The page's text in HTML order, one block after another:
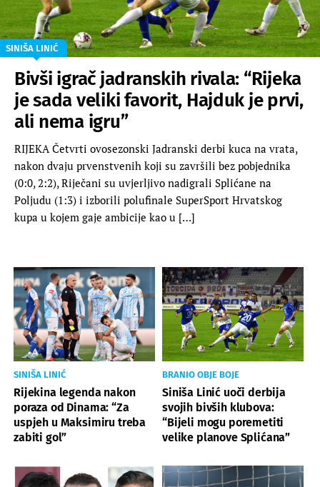
SINIŠA LINIĆ
Bivši igrač jadranskih rivala: “Rijeka
je sada veliki favorit, Hajduk je prvi,
ali nema igru”
RIJEKA Četvrti ovosezonski Jadranski derbi kuca na vrata,
nakon dvaju prvenstvenih koji su završili bez pobjednika
(0:0, 2:2), Riječani su uvjerljivo nadigrali Splićane na
Poljudu (1:3) i izborili polufinale SuperSport Hrvatskog
kupa u kojem gaje ambicije kao u […]
SINIŠA LINIĆ
Rijekina legenda nakon
poraza od Dinama: “Za
uspjeh u Maksimiru treba
zabiti gol”
BRANIO OBJE BOJE
Siniša Linić uoči derbija
svojih bivših klubova:
“Bijeli mogu poremetiti
velike planove Splićana”